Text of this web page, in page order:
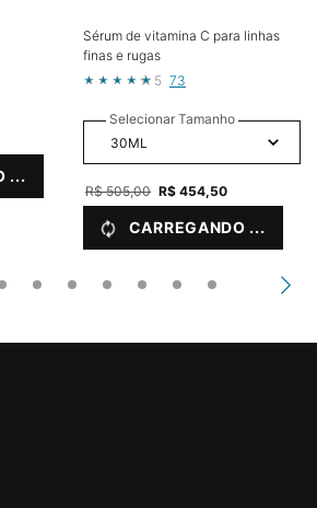
...
Sérum de vitamina C para linhas
finas e rugas
5 73
Selecionar Tamanho
Old price
R$ 505,00 New price
R$ 454,50
CARREGANDO ...